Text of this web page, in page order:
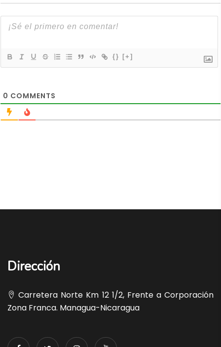
{} [+]
0 COMMENTS
Dirección
Carretera Norte Km 12 1/2, Frente a Corporación
Zona Franca. Managua-Nicaragua